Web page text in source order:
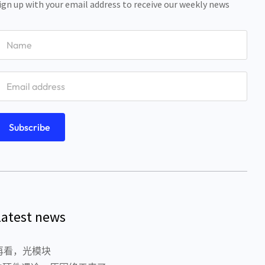
up with your email address to receive our weekly news
news
看，光模块